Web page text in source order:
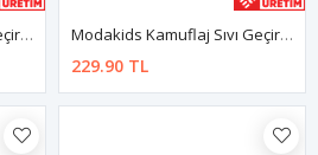
Modakids Kamuflaj Sıvı Geçirmez 2-5 Yaş Beslenme Ve Aktivite Önlüğü Modakids Kamuflaj Sıvı Geçirmez Mama Önlüğü
229.90 TL